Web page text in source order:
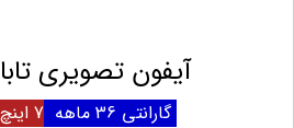
آیفون تصویری تابا 1070pro
گارانتی 36 ماهه 7 اینچ